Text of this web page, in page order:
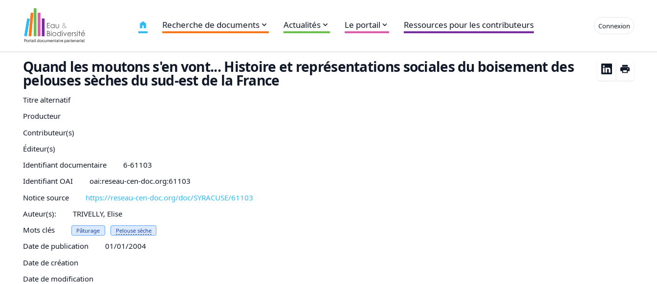
Connexion
Recherche de documents Actualités Le portail Ressources pour les contributeurs
Quand les moutons s'en vont... Histoire et représentations sociales du boisement des
pelouses sèches du sud-est de la France
Titre alternatif
Producteur
Contributeur(s)
Éditeur(s)
Identifiant documentaire
6-61103
Identifiant OAI
oai:reseau-cen-doc.org:61103
Notice source
https://reseau-cen-doc.org/doc/SYRACUSE/61103
Auteur(s):
TRIVELLY, Elise
Mots clés
Pâturage Pelousesèche
Date de publication
01/01/2004
Date de création
Date de modification